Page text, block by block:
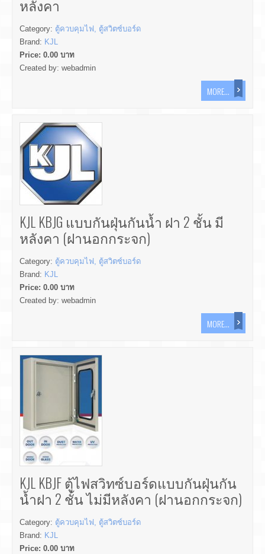
หลังคา
Category: ตู้ควบคุมไฟ, ตู้สวิตซ์บอร์ด
Brand: KJL
Price: 0.00 บาท
Created by: webadmin
MORE...
KJL KBJG แบบกันฝุ่นกันน้ำ ฝา 2 ชั้น มี
หลังคา (ฝานอกกระจก)
Category: ตู้ควบคุมไฟ, ตู้สวิตซ์บอร์ด
Brand: KJL
Price: 0.00 บาท
Created by: webadmin
MORE...
KJL KBJF ตู้ไฟสวิทซ์บอร์ดแบบกันฝุ่นกัน
น้ำฝา 2 ชั้น ไม่มีหลังคา (ฝานอกกระจก)
Category: ตู้ควบคุมไฟ, ตู้สวิตซ์บอร์ด
Brand: KJL
Price: 0.00 บาท